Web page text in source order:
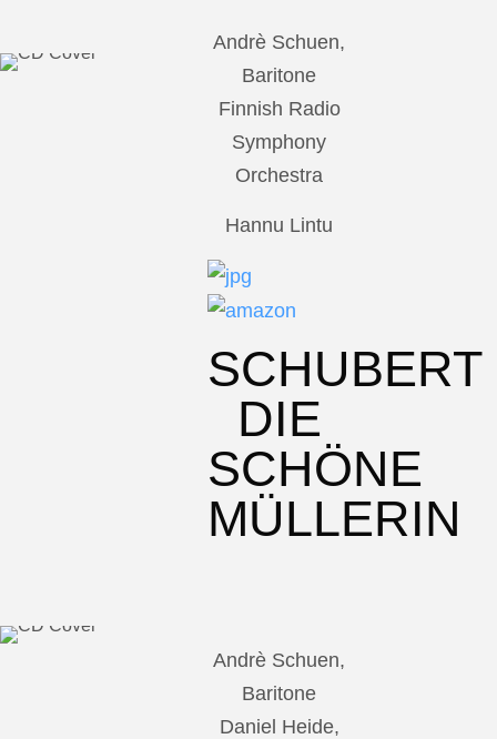
Andrè Schuen,
Baritone
Finnish Radio
Symphony
Orchestra
Hannu Lintu
SCHUBERT
DIE
SCHÖNE
MÜLLERIN
Andrè Schuen,
Baritone
Daniel Heide,